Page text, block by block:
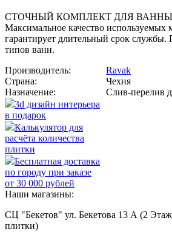
СТОЧНЫЙ КОМПЛЕКТ ДЛЯ
Максимальное качество используемых
гарантирует длительный срок службы.
типов ванн.
Производитель:
Ravak
Страна:
Чехия
Назначение:
Слив-перелив
3d дизайн интерьера
в подарок
Калькулятор для
расчёта количества
плитки
Бесплатная доставка
по городу при заказе
от 30 000 рублей
Наши магазины:
СЦ "Бекетов" ул. Бекетова 13 А (2
плитки)